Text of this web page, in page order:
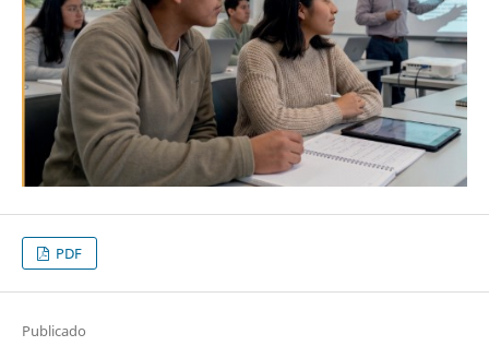
PDF
Publicado